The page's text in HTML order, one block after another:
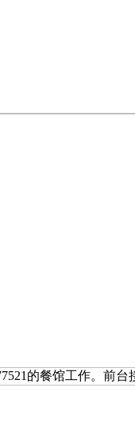
的餐馆工作。前台